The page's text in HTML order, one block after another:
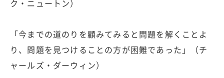
ク・ニュートン）
「今までの道のりを顧みてみると問題を解くことよ
り、問題を見つけることの方が困難であった」（チ
ャールズ・ダーウィン）